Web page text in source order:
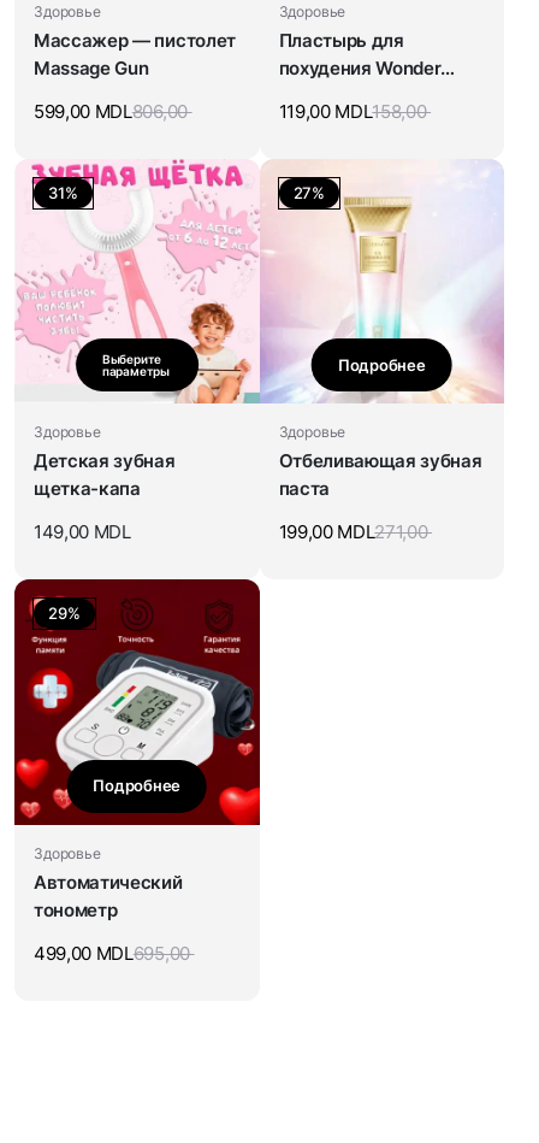
Здоровье
Массажер — пистолет
Massage Gun
806,00
599,00 MDL
Здоровье
Пластырь для
похудения Wonder
158,00
119,00 MDL
31%
Выберите
параметры
Здоровье
Детская зубная
щетка-капа
149,00 MDL
27%
Подробнее
Здоровье
Отбеливающая зубная
паста
271,00
199,00 MDL
29%
Подробнее
Здоровье
Автоматический
тонометр
695,00
499,00 MDL